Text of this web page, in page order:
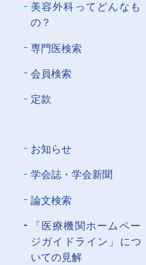
美容外科ってどんなも
の？
専門医検索
会員検索
定款
お知らせ
学会誌・学会新聞
論文検索
「医療機関ホームペー
ジガイドライン」につ
いての⾒解